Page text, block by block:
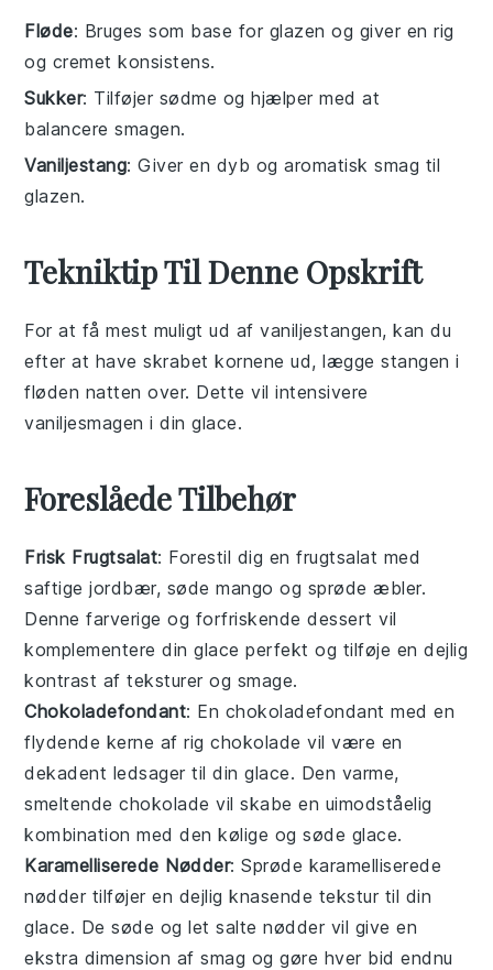
Fløde: Bruges som base for glazen og giver en rig
og cremet konsistens.
Sukker: Tilføjer sødme og hjælper med at
balancere smagen.
Vaniljestang: Giver en dyb og aromatisk smag til
glazen.
Tekniktip Til Denne Opskrift
For at få mest muligt ud afvaniljestangen, kan du
efter at have skrabet kornene ud, lægge stangen i
fløden natten over. Dette vil intensivere
vaniljesmagen i dinglace.
Foreslåede Tilbehør
Frisk Frugtsalat: Forestil dig enfrugtsalat med
saftigejordbær, sødemango og sprødeæbler.
Denne farverige og forfriskendedessert vil
komplementere dinglace perfekt og tilføje en dejlig
kontrast af teksturer og smage.
Chokoladefondant: En chokoladefondant med en
flydende kerne af rigchokolade vil være en
dekadent ledsager til dinglace. Den varme,
smeltendechokolade vil skabe en uimodståelig
kombination med den kølige og søde glace.
Karamelliserede Nødder: Sprøde karamelliserede
nødder tilføjer en dejlig knasende tekstur til din
glace. De søde og let saltenødder vil give en
ekstra dimension af smag og gøre hver bid endnu